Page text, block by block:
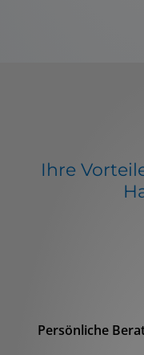
Ihre
Persönliche